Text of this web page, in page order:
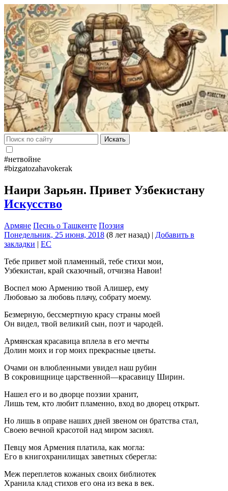
Искать
#нетвойне
#bizgatozahavokerak
Наири Зарьян. Привет Узбекистану
Искусство
Армяне Песнь о Ташкенте Поэзия
Понедельник, 25 июня, 2018 (8 лет назад) | Добавить в
закладки | EC
Тебе привет мой пламенный, тебе стихи мои,
Узбекистан, край сказочный, отчизна Навои!
Воспел мою Армению твой Алишер, ему
Любовью за любовь плачу, собрату моему.
Безмерную, бессмертную красу страны моей
Он видел, твой великий сын, поэт и чародей.
Армянская красавица вплела в его мечты
Долин моих и гор моих прекрасные цветы.
Очами он влюбленными увидел наш рубин
В сокровищнице царственной—красавицу Ширин.
Нашел его и во дворце поэзии хранит,
Лишь тем, кто любит пламенно, вход во дворец открыт.
Но лишь в оправе наших дней звеном он братства стал,
Своею вечной красотой над миром засиял.
Певцу моя Армения платила, как могла:
Его в книгохранилищах заветных сберегла:
Меж переплетов кожаных своих библиотек
Хранила клад стихов его она из века в век.